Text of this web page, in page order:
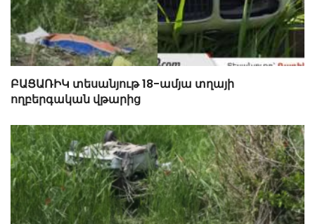
ԲԱՑԱՌԻԿ տեսանյութ 18-ամյա տղայի
ողբերգական վթարից